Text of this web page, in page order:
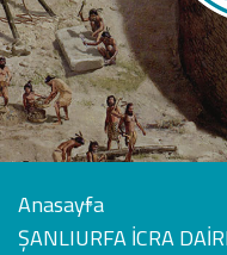
Anasayfa
ŞANLIURFA İCRA
Kültür
Sanat
Güncel
İletişim